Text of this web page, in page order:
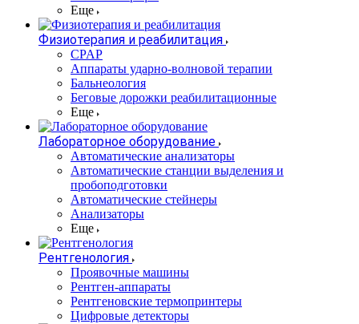
Еще
Физиотерапия и реабилитация
CPAP
Аппараты ударно-волновой терапии
Бальнеология
Беговые дорожки реабилитационные
Еще
Лабораторное оборудование
Автоматические анализаторы
Автоматические станции выделения и
пробоподготовки
Автоматические стейнеры
Анализаторы
Еще
Рентгенология
Проявочные машины
Рентген-аппараты
Рентгеновские термопринтеры
Цифровые детекторы